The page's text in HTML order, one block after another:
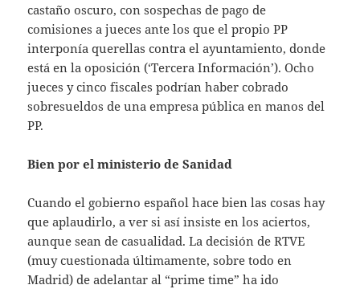
castaño oscuro, con sospechas de pago de
comisiones a jueces ante los que el propio PP
interponía querellas contra el ayuntamiento, donde
está en la oposición (‘Tercera Información’). Ocho
jueces y cinco fiscales podrían haber cobrado
sobresueldos de una empresa pública en manos del
PP.
Bien por el ministerio de Sanidad
Cuando el gobierno español hace bien las cosas hay
que aplaudirlo, a ver si así insiste en los aciertos,
aunque sean de casualidad. La decisión de RTVE
(muy cuestionada últimamente, sobre todo en
Madrid) de adelantar al “prime time” ha ido